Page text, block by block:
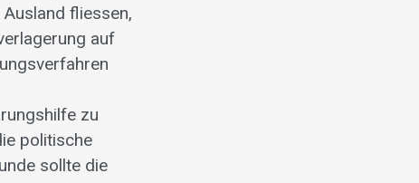
fliessen,
auf
zu
politische
sollte die